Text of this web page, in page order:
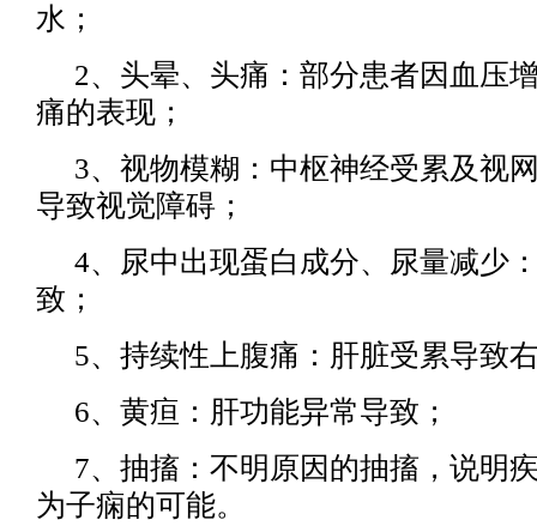
水；
2、头晕、头痛：部分患者因血压
痛的表现；
3、视物模糊：中枢神经受累及视
导致视觉障碍；
4、尿中出现蛋白成分、尿量减少
致；
5、持续性上腹痛：肝脏受累导致
6、黄疸：肝功能异常导致；
7、抽搐：不明原因的抽搐，说明
为子痫的可能。